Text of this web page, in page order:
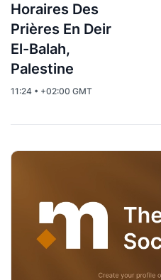
Horaires Des
Prières En Deir
El-Balah,
Palestine
11:24 • +02:00 GMT